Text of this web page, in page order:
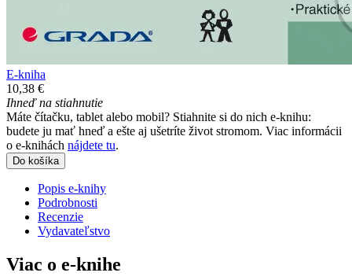
E-kniha
10,38 €
Ihneď na stiahnutie
Máte čítačku, tablet alebo mobil? Stiahnite si do nich e-knihu:
budete ju mať hneď a ešte aj ušetríte život stromom. Viac informácii
o e-knihách nájdete tu.
Do košíka
Popis e-knihy
Podrobnosti
Recenzie
Vydavateľstvo
Viac o e-knihe